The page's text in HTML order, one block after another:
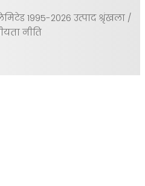
1995-2026 उत्पाद श्रृंखला /
नीति